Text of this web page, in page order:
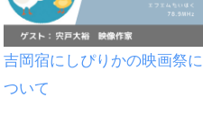
吉岡宿にしぴりかの映画祭に
ついて